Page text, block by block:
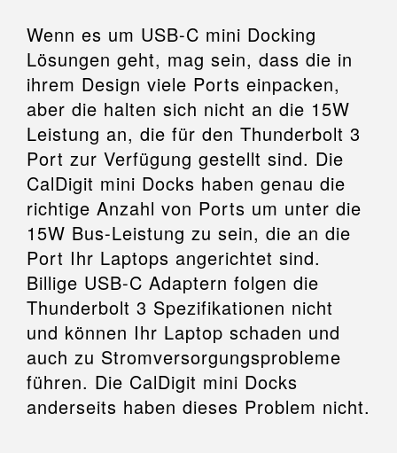
Wenn es um USB-C mini Docking
Lösungen geht, mag sein, dass die in
ihrem Design viele Ports einpacken,
aber die halten sich nicht an die 15W
Leistung an, die für den Thunderbolt 3
Port zur Verfügung gestellt sind. Die
CalDigit mini Docks haben genau die
richtige Anzahl von Ports um unter die
15W Bus-Leistung zu sein, die an die
Port Ihr Laptops angerichtet sind.
Billige USB-C Adaptern folgen die
Thunderbolt 3 Spezifikationen nicht
und können Ihr Laptop schaden und
auch zu Stromversorgungsprobleme
führen. Die CalDigit mini Docks
anderseits haben dieses Problem nicht.